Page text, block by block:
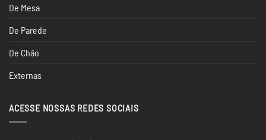
De Mesa
De Parede
De Chão
Externas
ACESSE NOSSAS REDES SOCIAIS